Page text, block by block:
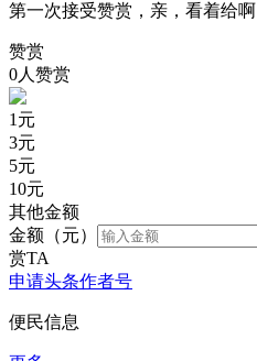
第一次接受赞赏，亲，看着给啊
赞赏
0人赞赏
1 元
3元
5元
10元
其他金额
金额（元）
赏TA
申请头条作者号
便民信息